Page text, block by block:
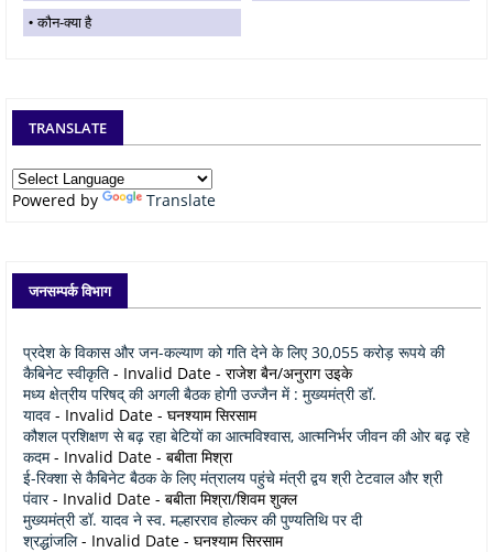
कौन-क्या है
TRANSLATE
Powered by Translate
जनसम्पर्क विभाग
प्रदेश के विकास और जन-कल्याण को गति देने के लिए 30,055 करोड़ रूपये की
कैबिनेट स्वीकृति - Invalid Date - राजेश बैन/अनुराग उइके
मध्य क्षेत्रीय परिषद् की अगली बैठक होगी उज्जैन में : मुख्यमंत्री डॉ.
यादव - Invalid Date - घनश्याम सिरसाम
कौशल प्रशिक्षण से बढ़ रहा बेटियों का आत्मविश्वास, आत्मनिर्भर जीवन की ओर बढ़ रहे
कदम- Invalid Date - बबीता मिश्रा
ई-रिक्शा से कैबिनेट बैठक के लिए मंत्रालय पहुंचे मंत्री द्वय श्री टेटवाल और श्री
पंवार- Invalid Date - बबीता मिश्रा/शिवम शुक्ल
मुख्यमंत्री डॉ. यादव ने स्व. मल्हारराव होल्कर की पुण्यतिथि पर दी
श्रद्धांजलि- Invalid Date - घनश्याम सिरसाम